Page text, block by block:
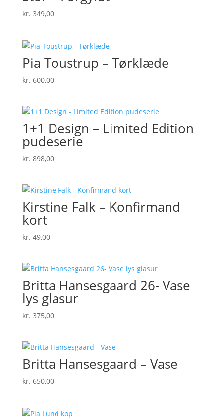
kr. 349,00
Pia Toustrup – Tørklæde
kr. 600,00
1+1 Design – Limited Edition
pudeserie
kr. 898,00
Kirstine Falk – Konfirmand
kort
kr. 49,00
Britta Hansesgaard 26- Vase
lys glasur
kr. 375,00
Britta Hansesgaard – Vase
kr. 650,00